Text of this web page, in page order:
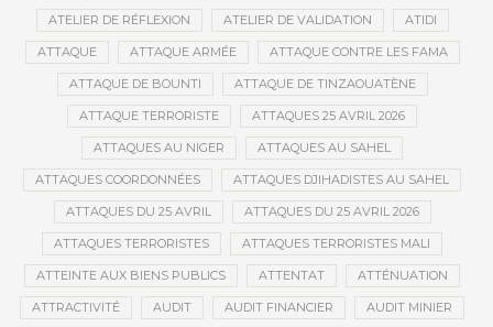
ATELIER DE RÉFLEXION ATELIER DE VALIDATION ATIDI
ATTAQUE ATTAQUE ARMÉE ATTAQUE CONTRE LES FAMA
ATTAQUE DE BOUNTI ATTAQUE DE TINZAOUATÈNE
ATTAQUE TERRORISTE ATTAQUES 25 AVRIL 2026
ATTAQUES AU NIGER ATTAQUES AU SAHEL
ATTAQUES COORDONNÉES ATTAQUES DJIHADISTES AU SAHEL
ATTAQUES DU 25 AVRIL ATTAQUES DU 25 AVRIL 2026
ATTAQUES TERRORISTES ATTAQUES TERRORISTES MALI
ATTEINTE AUX BIENS PUBLICS ATTENTAT ATTÉNUATION
ATTRACTIVITÉ AUDIT AUDIT FINANCIER AUDIT MINIER